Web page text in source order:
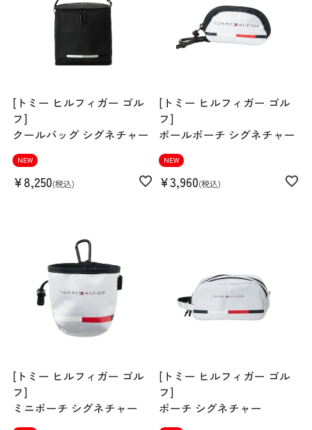
[トミー ヒルフィガー ゴル
フ]
クールバッグ シグネチャー
NEW
¥8,250 税込
[トミー ヒルフィガー ゴル
フ]
ボールポーチ シグネチャー
NEW
¥3,960 税込
[トミー ヒルフィガー ゴル
フ]
ミニポーチ シグネチャー
[トミー ヒルフィガー ゴル
フ]
ポーチ シグネチャー